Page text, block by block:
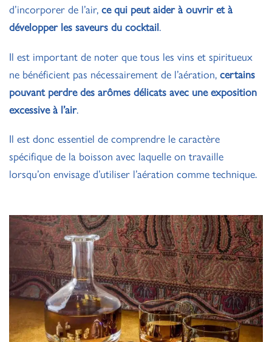
d’incorporer de l’air, ce qui peut aider à ouvrir et à
développer les saveurs du cocktail.
Il est important de noter que tous les vins et spiritueux
ne bénéficient pas nécessairement de l’aération, certains
pouvant perdre des arômes délicats avec une exposition
excessive à l’air.
Il est donc essentiel de comprendre le caractère
spécifique de la boisson avec laquelle on travaille
lorsqu’on envisage d’utiliser l’aération comme technique.